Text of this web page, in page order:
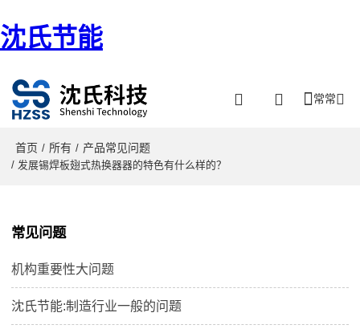
沈氏节能
常常
首页 / 所有 / 产品常见问题
/ 发展锡焊板翅式热换器器的特色有什么样的？
常见问题
机构重要性大问题
沈氏节能:制造行业一般的问题